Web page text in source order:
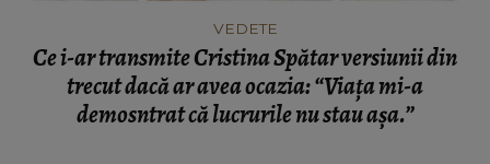
VEDETE
Ce i-ar transmite Cristina Spătar versiunii din
trecut dacă ar avea ocazia: “Viața mi-a
demosntrat că lucrurile nu stau așa.”